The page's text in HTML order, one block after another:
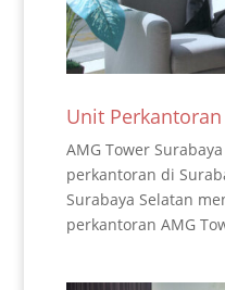
Unit
AMG Tower
perkantoran di
Surabaya Selatan
perkantoran AMG